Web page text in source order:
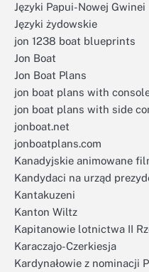
Języki Papui-Nowej Gwinei
Języki żydowskie
jon 1238 boat blueprints
Jon Boat
Jon Boat Plans
jon boat plans with
jon boat plans with side
jonboat.net
jonboatplans.com
Kanadyjskie animowane
Kandydaci na urząd
Kantakuzeni
Kanton Wiltz
Kapitanowie lotnictwa II
Karaczajo-Czerkiesja
Kardynałowie z nominacji